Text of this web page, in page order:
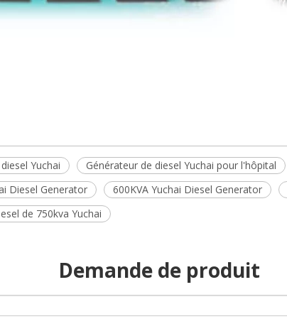
Yuchai Générateur de diesel Yuchai pour l'hôpital
Diesel Generator
600KVA Yuchai Diesel Generator
de 750kva Yuchai
Demande de produit